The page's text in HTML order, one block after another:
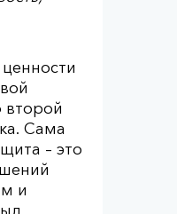
второй
Сама
– это
и